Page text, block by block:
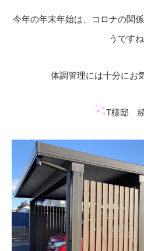
今年の年末年始は、コロナの関
うです
体調管理には十分にお
T様邸